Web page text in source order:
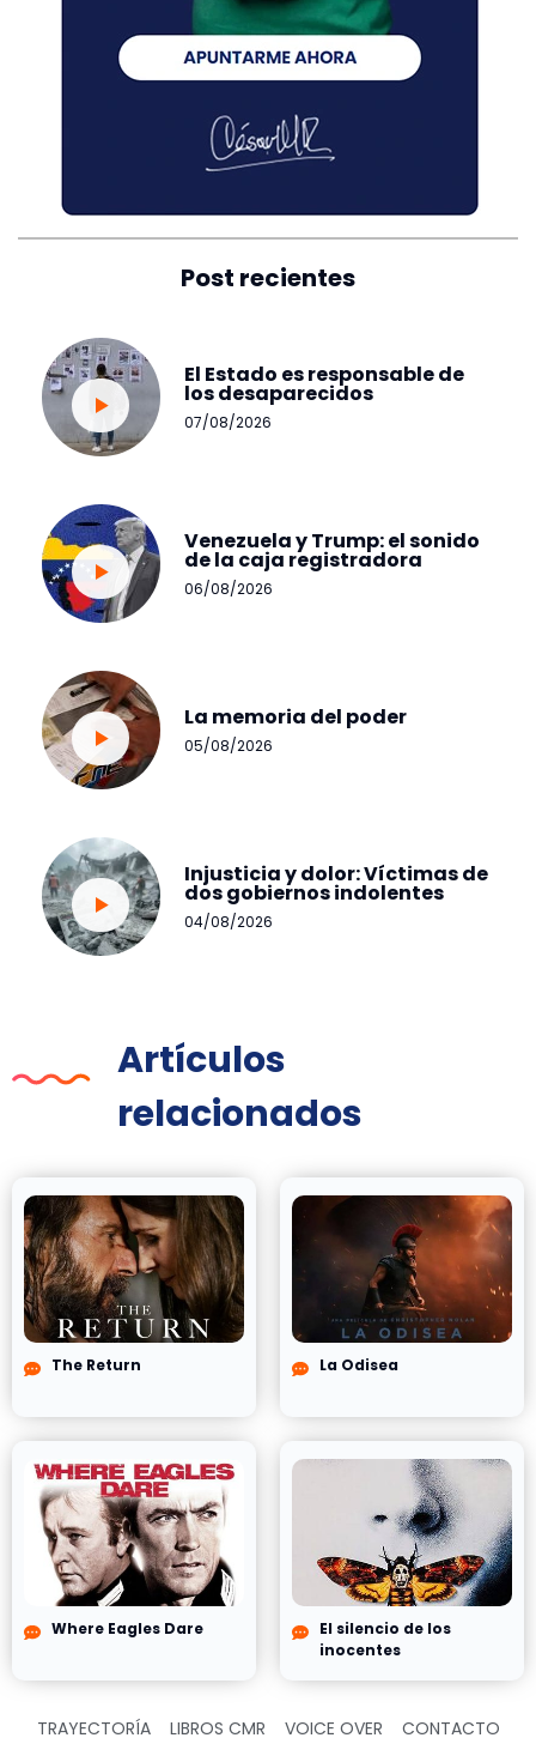
Post recientes
El Estado es responsable de
los desaparecidos
07/08/2026
Venezuela y Trump: el sonido
de la caja registradora
06/08/2026
La memoria del poder
05/08/2026
Injusticia y dolor: Víctimas de
dos gobiernos indolentes
04/08/2026
Artículos
relacionados
The Return La Odisea
Where Eagles Dare
El silencio de los
inocentes
TRAYECTORÍA LIBROS CMR VOICE OVER CONTACTO